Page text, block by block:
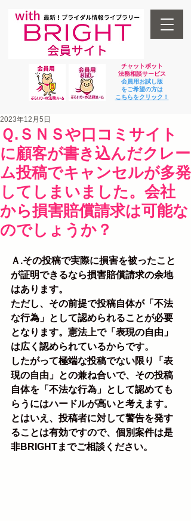
チャットボット
法務相談サービス
会員用お試し版
をご希望の方は
​こちらをクリック！
Ｑ.ＳＮＳや口コミサイト
に顧客が書き込んだクレー
ム投稿でキャンセルが多発
してしまいました。会社
から損害賠償請求は可能な
のでしょうか？
2023年12月5日
Ａ.その投稿で実際に損害を被ったこと
が証明できるなら損害賠償請求の余地
はあります。
ただし、その前提で投稿自体が「不法
な行為」として認められることが必要
となります。憲法上で「表現の自由」
は広く認められているからです。
したがって極端な投稿でない限り「表
現の自由」との兼ね合いで、その投稿
自体を「不法な行為」として認めても
らうにはハードルが高いと考えます。
とはいえ、投稿者に対して警告を発す
ることは有効ですので、個別案件は是
非BRIGHTまでご相談ください。